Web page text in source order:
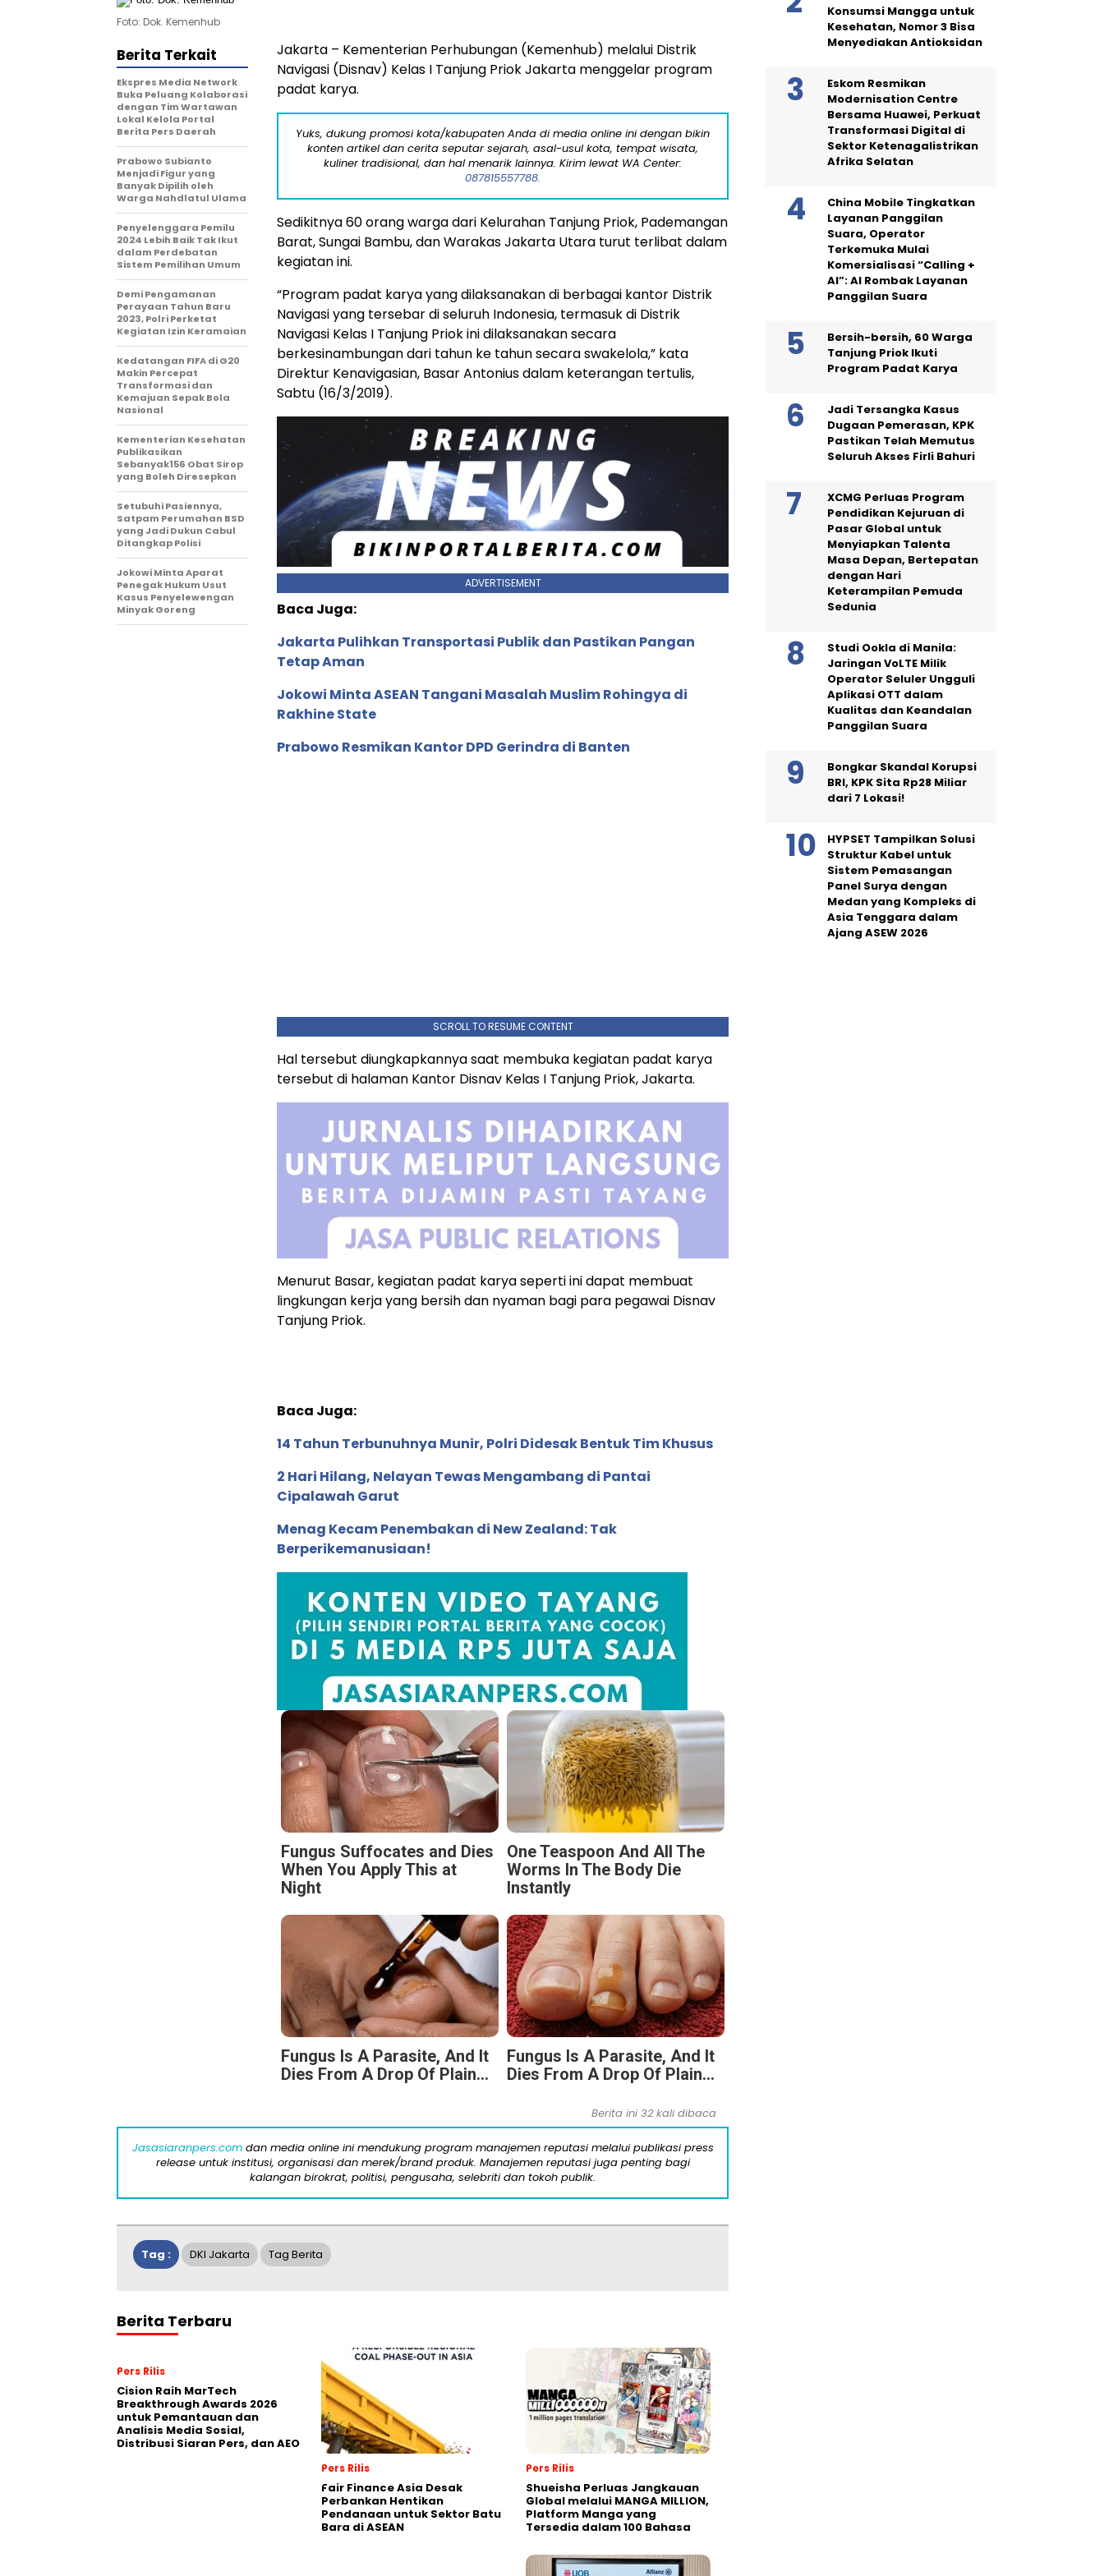
Foto: Dok. Kemenhub
Jakarta – Kementerian Perhubungan (Kemenhub) melalui Distrik
Navigasi (Disnav) Kelas I Tanjung Priok Jakarta menggelar program
padat karya.
Yuks, dukung promosi kota/kabupaten Anda di media online ini dengan bikin
konten artikel dan cerita seputar sejarah, asal-usul kota, tempat wisata,
kuliner tradisional, dan hal menarik lainnya. Kirim lewat WA Center:
087815557788.
Sedikitnya 60 orang warga dari Kelurahan Tanjung Priok, Pademangan
Barat, Sungai Bambu, dan Warakas Jakarta Utara turut terlibat dalam
kegiatan ini.
“Program padat karya yang dilaksanakan di berbagai kantor Distrik
Navigasi yang tersebar di seluruh Indonesia, termasuk di Distrik
Navigasi Kelas I Tanjung Priok ini dilaksanakan secara
berkesinambungan dari tahun ke tahun secara swakelola,” kata
Direktur Kenavigasian, Basar Antonius dalam keterangan tertulis,
Sabtu (16/3/2019).
ADVERTISEMENT
Baca Juga:
Jakarta Pulihkan Transportasi Publik dan Pastikan Pangan
Tetap Aman
Jokowi Minta ASEAN Tangani Masalah Muslim Rohingya di
Rakhine State
Prabowo Resmikan Kantor DPD Gerindra di Banten
SCROLL TO RESUME CONTENT
Hal tersebut diungkapkannya saat membuka kegiatan padat karya
tersebut di halaman Kantor Disnav Kelas I Tanjung Priok, Jakarta.
Menurut Basar, kegiatan padat karya seperti ini dapat membuat
lingkungan kerja yang bersih dan nyaman bagi para pegawai Disnav
Tanjung Priok.
Baca Juga:
14 Tahun Terbunuhnya Munir, Polri Didesak Bentuk Tim Khusus
2 Hari Hilang, Nelayan Tewas Mengambang di Pantai
Cipalawah Garut
Menag Kecam Penembakan di New Zealand: Tak
Berperikemanusiaan!
Fungus Suffocates and Dies
When You Apply This at
Night
One Teaspoon And All The
Worms In The Body Die
Instantly
Fungus Is A Parasite, And It
Dies From A Drop Of Plain...
Fungus Is A Parasite, And It
Dies From A Drop Of Plain...
Berita Terkait
Ekspres Media Network
Buka Peluang Kolaborasi
dengan Tim Wartawan
Lokal Kelola Portal
Berita Pers Daerah
Prabowo Subianto
Menjadi Figur yang
Banyak Dipilih oleh
Warga Nahdlatul Ulama
Penyelenggara Pemilu
2024 Lebih Baik Tak Ikut
dalam Perdebatan
Sistem Pemilihan Umum
Demi Pengamanan
Perayaan Tahun Baru
2023, Polri Perketat
Kegiatan Izin Keramaian
Kedatangan FIFA di G20
Makin Percepat
Transformasi dan
Kemajuan Sepak Bola
Nasional
Kementerian Kesehatan
Publikasikan
Sebanyak156 Obat Sirop
yang Boleh Diresepkan
Setubuhi Pasiennya,
Satpam Perumahan BSD
yang Jadi Dukun Cabul
Ditangkap Polisi
Jokowi Minta Aparat
Penegak Hukum Usut
Kasus Penyelewengan
Minyak Goreng
Berita ini 32 kali dibaca
Jasasiaranpers.comdan media online ini mendukung program manajemen reputasi melalui publikasi press
release untuk institusi, organisasi dan merek/brand produk. Manajemen reputasi juga penting bagi
kalangan birokrat, politisi, pengusaha, selebriti dan tokoh publik.
Tag : DKI Jakarta Tag Berita
Berita Terbaru
Pers Rilis
Cision Raih MarTech
Breakthrough Awards 2026
untuk Pemantauan dan
Analisis Media Sosial,
Distribusi Siaran Pers, dan AEO
Pers Rilis
Fair Finance Asia Desak
Perbankan Hentikan
Pendanaan untuk Sektor Batu
Bara di ASEAN
Pers Rilis
Shueisha Perluas Jangkauan
Global melalui MANGA MILLION,
Platform Manga yang
Tersedia dalam 100 Bahasa
Konsumsi Mangga untuk
Kesehatan, Nomor 3 Bisa
Menyediakan Antioksidan
Eskom Resmikan
Modernisation Centre
Bersama Huawei, Perkuat
Transformasi Digital di
Sektor Ketenagalistrikan
Afrika Selatan
China Mobile Tingkatkan
Layanan Panggilan
Suara, Operator
Terkemuka Mulai
Komersialisasi “Calling +
AI”: AI Rombak Layanan
Panggilan Suara
Bersih-bersih, 60 Warga
Tanjung Priok Ikuti
Program Padat Karya
Jadi Tersangka Kasus
Dugaan Pemerasan, KPK
Pastikan Telah Memutus
Seluruh Akses Firli Bahuri
XCMG Perluas Program
Pendidikan Kejuruan di
Pasar Global untuk
Menyiapkan Talenta
Masa Depan, Bertepatan
dengan Hari
Keterampilan Pemuda
Sedunia
Studi Ookla di Manila:
Jaringan VoLTE Milik
Operator Seluler Ungguli
Aplikasi OTT dalam
Kualitas dan Keandalan
Panggilan Suara
Bongkar Skandal Korupsi
BRI, KPK Sita Rp28 Miliar
dari 7 Lokasi!
HYPSET Tampilkan Solusi
Struktur Kabel untuk
Sistem Pemasangan
Panel Surya dengan
Medan yang Kompleks di
Asia Tenggara dalam
Ajang ASEW 2026